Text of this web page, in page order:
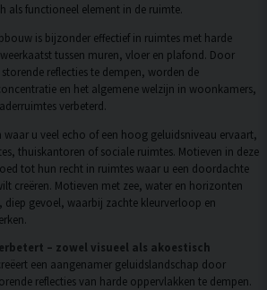
als functioneel element in de ruimte.
is bijzonder effectief in ruimtes met harde
tussen muren, vloer en plafond. Door
reflecties te dempen, worden de
en het algemene welzijn in woonkamers,
verbeterd.
u veel echo of een hoog geluidsniveau ervaart,
thuiskantoren of sociale ruimtes. Motieven in deze
tot hun recht in ruimtes waar u een doordachte
creëren. Motieven met zee, water en horizonten
diep gevoel, waarbij zachte kleurverloop en
– zowel visueel als akoestisch
een aangenamer geluidslandschap door
reflecties van harde oppervlakken te dempen.